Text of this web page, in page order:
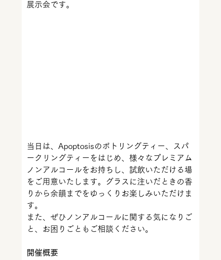
展示会です。
当日は、Apoptosisのボトリングティー、スパ
ークリングティーをはじめ、様々なプレミアム
ノンアルコールをお持ちし、試飲いただける場
をご用意いたします。グラスに注いだときの香
りから余韻までをゆっくりお楽しみいただけま
す。
また、ぜひノンアルコールに関する気になりご
と、お困りごともご相談ください。
開催概要